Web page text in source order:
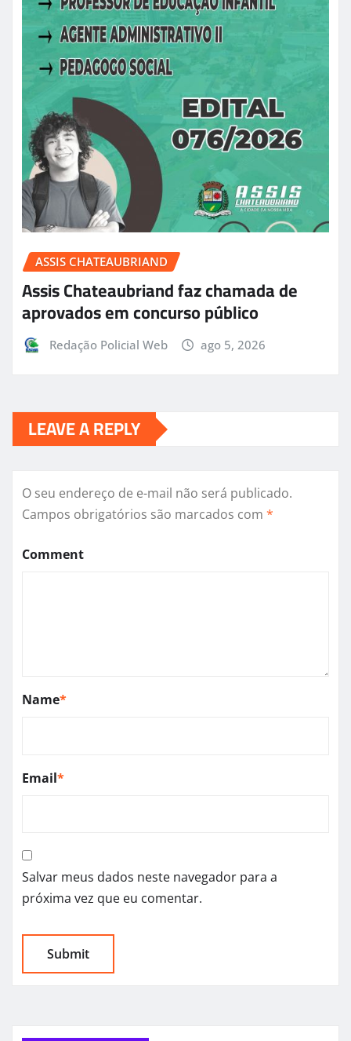
ASSIS CHATEAUBRIAND
Assis Chateaubriand faz chamada de
aprovados em concurso público
Redação Policial Web ago 5, 2026
LEAVE A REPLY
O seu endereço de e-mail não será publicado.
Campos obrigatórios são marcados com *
Comment
Name*
Email*
Salvar meus dados neste navegador para a
próxima vez que eu comentar.